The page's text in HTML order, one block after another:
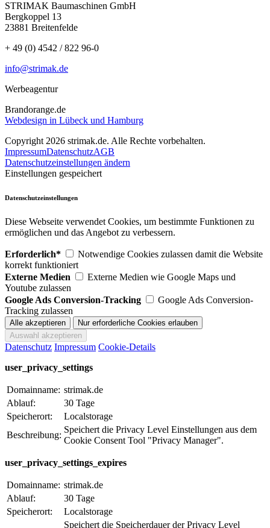
STRIMAK Baumaschinen GmbH
Bergkoppel 13
23881 Breitenfelde
+ 49 (0) 4542 / 822 96-0
info@strimak.de
Werbeagentur
Brandorange.de
Webdesign in Lübeck und Hamburg
Copyright 2026 strimak.de. Alle Rechte vorbehalten.
ImpressumDatenschutzAGB
Datenschutzeinstellungen ändern
Einstellungen gespeichert
Datenschutzeinstellungen
Diese Webseite verwendet Cookies, um bestimmte Funktionen zu
ermöglichen und das Angebot zu verbessern.
Erforderlich*
Notwendige Cookies zulassen damit die Website
korrekt funktioniert
Externe Medien
Externe Medien wie Google Maps und
Youtube zulassen
Google Ads Conversion-Tracking
Google Ads Conversion-
Tracking zulassen
Datenschutz Impressum Cookie-Details
user_privacy_settings
Domainname: strimak.de
Ablauf:
30 Tage
Speicherort:
Localstorage
Beschreibung:
Speichert die Privacy Level Einstellungen aus dem
Cookie Consent Tool "Privacy Manager".
user_privacy_settings_expires
Domainname: strimak.de
Ablauf:
30 Tage
Speicherort:
Localstorage
Speichert die Speicherdauer der Privacy Level